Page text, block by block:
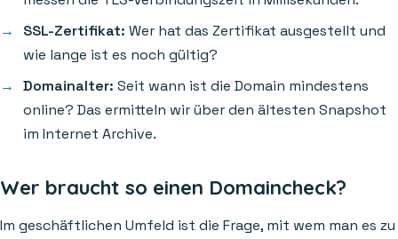
SSL-Zertifikat: Wer hat das Zertifikat ausgestellt und
wie lange ist es noch gültig?
Domainalter: Seit wann ist die Domain mindestens
online? Das ermitteln wir über den ältesten Snapshot
im Internet Archive.
Wer braucht so einen Domaincheck?
Im geschäftlichen Umfeld ist die Frage, mit wem man es zu